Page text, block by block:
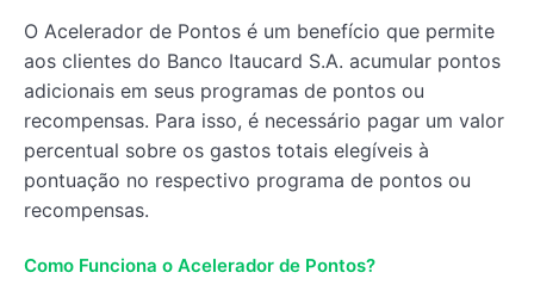
O Acelerador de Pontos é um benefício que permite
aos clientes do Banco Itaucard S.A. acumular pontos
adicionais em seus programas de pontos ou
recompensas. Para isso, é necessário pagar um valor
percentual sobre os gastos totais elegíveis à
pontuação no respectivo programa de pontos ou
recompensas.
Como Funciona o Acelerador de Pontos?